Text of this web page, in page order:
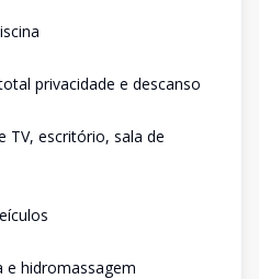
privacidade e descanso
TV, escritório, sala de
e hidromassagem